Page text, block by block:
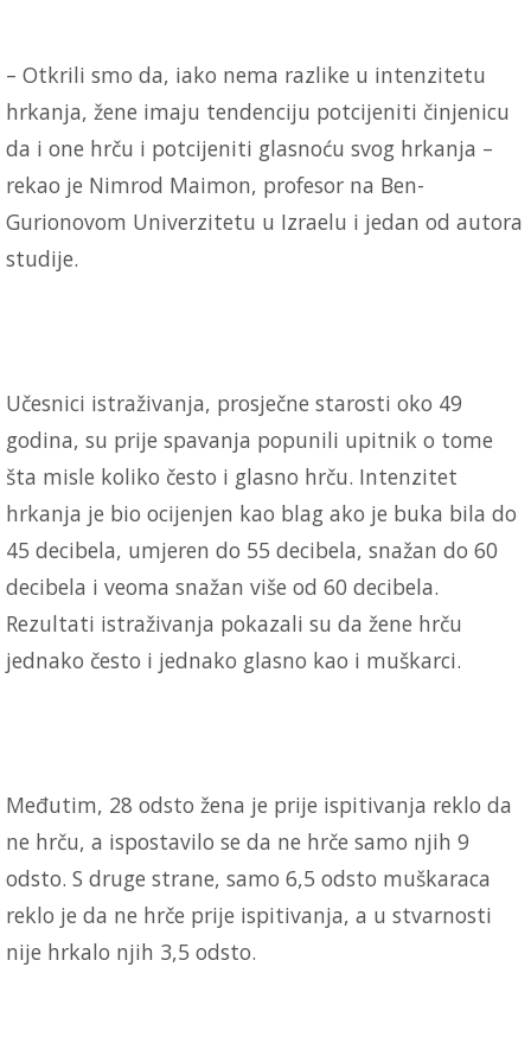
– Otkrili smo da, iako nema razlike u intenzitetu
hrkanja, žene imaju tendenciju potcijeniti činjenicu
da i one hrču i potcijeniti glasnoću svog hrkanja –
rekao je Nimrod Maimon, profesor na Ben-
Gurionovom Univerzitetu u Izraelu i jedan od autora
studije.
Učesnici istraživanja, prosječne starosti oko 49
godina, su prije spavanja popunili upitnik o tome
šta misle koliko često i glasno hrču. Intenzitet
hrkanja je bio ocijenjen kao blag ako je buka bila do
45 decibela, umjeren do 55 decibela, snažan do 60
decibela i veoma snažan više od 60 decibela.
Rezultati istraživanja pokazali su da žene hrču
jednako često i jednako glasno kao i muškarci.
Međutim, 28 odsto žena je prije ispitivanja reklo da
ne hrču, a ispostavilo se da ne hrče samo njih 9
odsto. S druge strane, samo 6,5 odsto muškaraca
reklo je da ne hrče prije ispitivanja, a u stvarnosti
nije hrkalo njih 3,5 odsto.